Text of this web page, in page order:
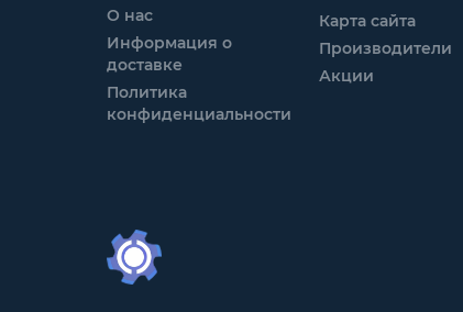
О нас
Информация о
доставке
Политика
конфиденциальности
Карта сайта
Производители
Акции